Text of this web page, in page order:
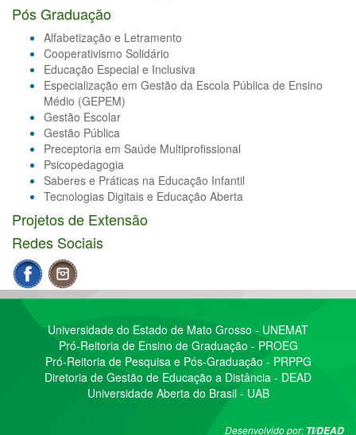
Pós Graduação
Alfabetização e Letramento
Cooperativismo Solidário
Educação Especial e Inclusiva
Especialização em Gestão da Escola Pública de Ensino
Médio (GEPEM)
Gestão Escolar
Gestão Pública
Preceptoria em Saúde Multiprofissional
Psicopedagogia
Saberes e Práticas na Educação Infantil
Tecnologias Digitais e Educação Aberta
Projetos de Extensão
Redes Sociais
Universidade do Estado de Mato Grosso - UNEMAT
Pró-Reitoria de Ensino de Graduação - PROEG
Pró-Reitoria de Pesquisa e Pós-Graduação - PRPPG
Diretoria de Gestão de Educação a Distância - DEAD
Universidade Aberta do Brasil - UAB
Desenvolvido por: TI/DEAD